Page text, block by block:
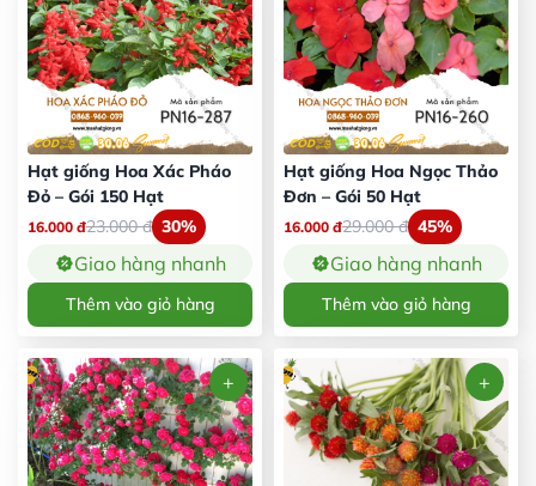
Hạt giống Hoa Xác Pháo
Đỏ – Gói 150 Hạt
16.000 đ23.000đ 30%
Giao hàng nhanh
Thêm vào giỏ hàng
Hạt giống Hoa Ngọc Thảo
Đơn – Gói 50 Hạt
16.000 đ29.000đ 45%
Giao hàng nhanh
Thêm vào giỏ hàng